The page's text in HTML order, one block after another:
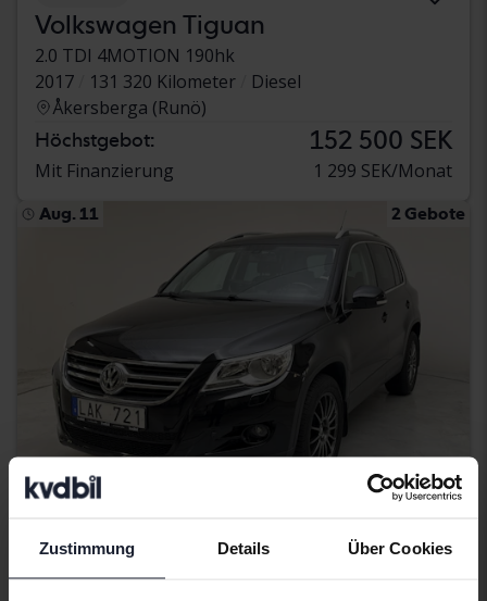
Zustimmung Details Über Cookies
Volkswagen Tiguan
2.0 TDI 4MOTION 190hk
2017
131 320 Kilometer
Diesel
Åkersberga (Runö)
Höchstgebot: 152 500 SEK
Mit Finanzierung 1 299 SEK/Monat
Aug. 11 2 Gebote
Getestet
Volkswagen Tiguan